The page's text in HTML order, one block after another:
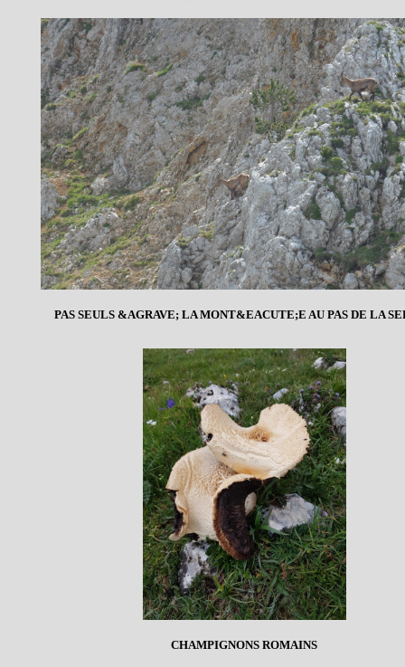
PAS SEULS &AGRAVE; LA MONT&EACUTE;E AU PAS DE LA
CHAMPIGNONS ROMAINS